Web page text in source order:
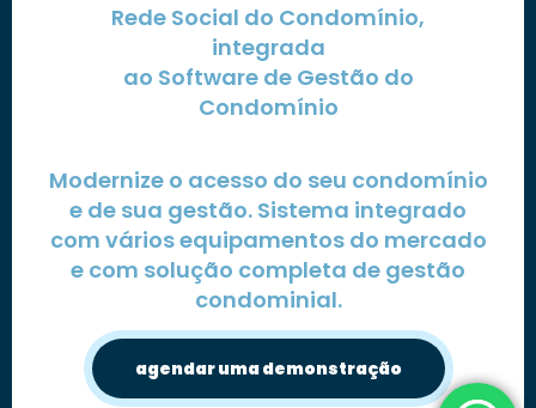
Rede Social do Condomínio,
integrada
ao Software de Gestão do
Condomínio
Modernize o acesso do seu condomínio
e de sua gestão. Sistema integrado
com vários equipamentos do mercado
e com solução completa de gestão
condominial.
agendar uma demonstração